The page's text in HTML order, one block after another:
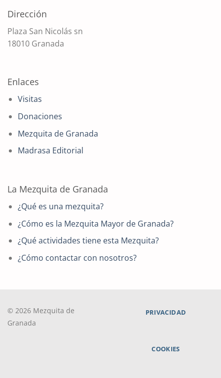
Dirección
Plaza San Nicolás sn
18010 Granada
Enlaces
Visitas
Donaciones
Mezquita de Granada
Madrasa Editorial
La Mezquita de Granada
¿Qué es una mezquita?
¿Cómo es la Mezquita Mayor de Granada?
¿Qué actividades tiene esta Mezquita?
¿Cómo contactar con nosotros?
© 2026 Mezquita de
Granada
PRIVACIDAD
COOKIES